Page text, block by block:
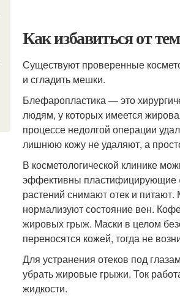
Как избавиться от
Существуют проверенные
и сгладить мешки.
Блефаропластика — это
людям, у которых имеется
процессе недолгой операции
лишнюю кожу не удаляют, а
В косметологической клинике
эффективны пластифицирующие
растений снимают отек и
нормализуют состояние вен.
жировых грыж. Маски в целом
переносятся кожей, тогда не
Для устранения отеков под
убрать жировые грыжи. Ток
жидкости.